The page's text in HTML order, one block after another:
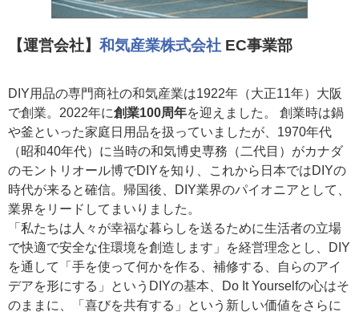
【運営会社】 和気産業株式会社 EC事業部
DIY用品の専門商社の和気産業は1922年（大正11年）大阪
で創業。2022年に創業100周年を迎えました。 創業時は鍋
や釜といった家庭日用品を扱っていましたが、1970年代
（昭和40年代）に当時の和気博史専務（二代目）がカナダ
のモントリオール博でDIYを知り、これから日本ではDIYの
時代が来ると確信。帰国後、DIY業界のパイオニアとして、
業界をリードしてまいりました。
「私たちは人々が幸福な暮らしを送るために生活者の立場
で快適で安全な住環境を創造します」を経営理念とし、DIY
を通して「手を使って何かを作る、補修する、自らのアイ
デアを形にする」というDIYの基本、Do It Yourselfの心はそ
のままに、「喜びを共有する」という新しい価値をさらに